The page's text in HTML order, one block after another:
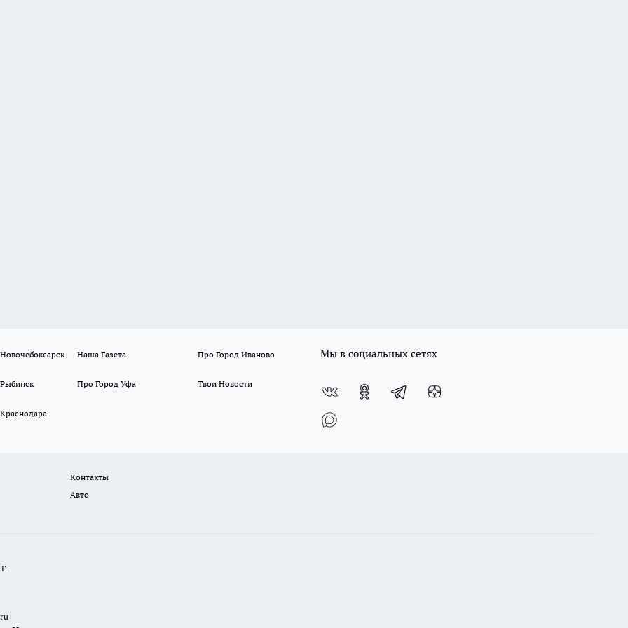
Наша Газета Про Город Иваново
Про Город Уфа Твои Новости
Мы в социальных сетях
Контакты
Авто